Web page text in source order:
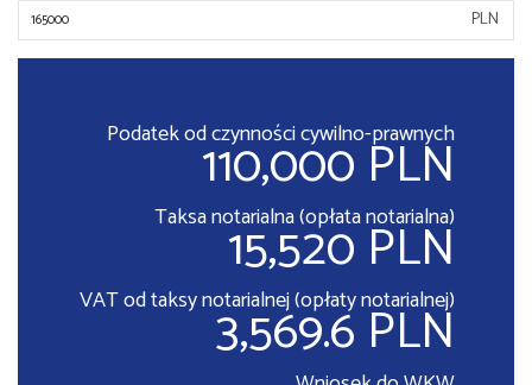
PLN
Podatek od czynności cywilno-prawnych
110,000 PLN
Taksa notarialna (opłata notarialna)
15,520 PLN
VAT od taksy notarialnej (opłaty notarialnej)
3,569.6 PLN